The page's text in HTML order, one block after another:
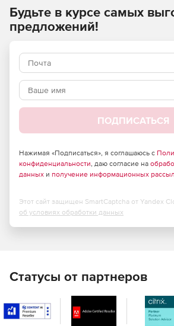
Защита информации от
Защита от НСД обеспечивается
применяемыми в СЗИ от НСД
проверенные механизмы защиты
сотнях тысяч компьютеров в более
организаций.
Антивирусная защита
рабочих станциях и серверах с
сканирования и запуска заданий
также по требованию
Межсетевое экранирование
защиты от подделки и перехвата
сети. Автоматическая генерация
интеллектуальным сложением в
межсетевого экрана.
Будьте в курсе самых
предложений!
ПОДПИСАТЬСЯ
Нажимая «Подписаться», я соглашаюсь с
конфиденциальности, даю согласие на
данных и получение информационных
Этот сайт защищен SmartCaptcha от Yandex
об условиях обработки данных
Статусы от партнеров